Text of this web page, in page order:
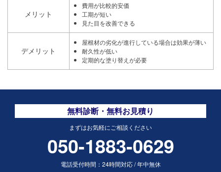
メリット
費用が比較的安価
工期が短い
見た目を改善できる
デメリット
屋根材の劣化が進行している場合は効果が薄い
耐久性が低い
定期的な塗り替えが必要
無料診断・無料お見積り
まずはお気軽にご相談ください
050-1883-0629
電話受付時間： 24時間対応/年中無休